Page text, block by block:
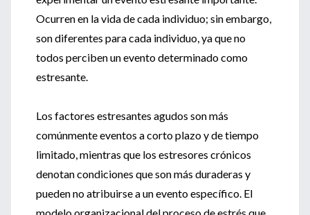
Ocurren en la vida de cada individuo; sin embargo,
son diferentes para cada individuo, ya que no
todos perciben un evento determinado como
estresante.
Los factores estresantes agudos son más
comúnmente eventos a corto plazo y de tiempo
limitado, mientras que los estresores crónicos
denotan condiciones que son más duraderas y
pueden no atribuirse a un evento específico. El